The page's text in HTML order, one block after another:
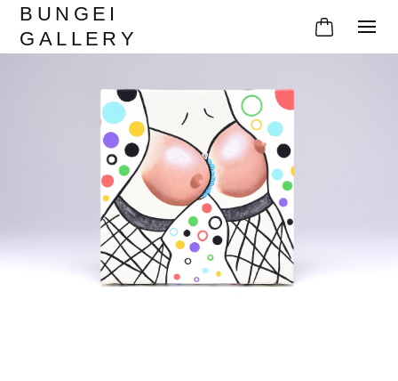
BUNGEI
GALLERY